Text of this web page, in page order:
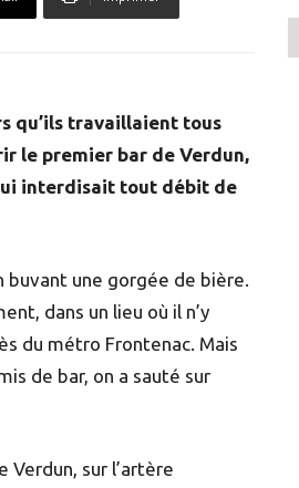
qu’ils travaillaient tous
le premier bar de Verdun,
interdisait tout débit de
buvant une gorgée de bière.
dans un lieu où il n’y
du métro Frontenac. Mais
de bar, on a sauté sur
sur l’artère